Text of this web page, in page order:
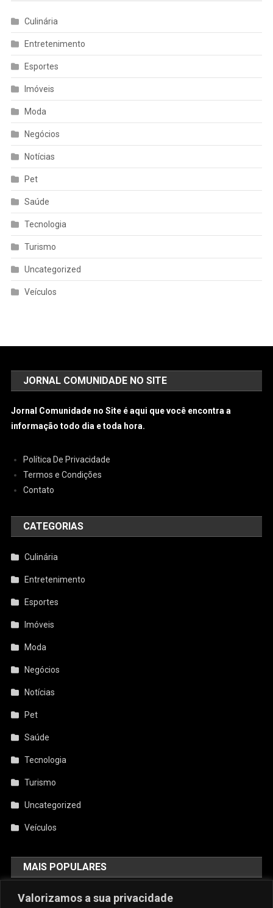
Valorizamos a sua privacidade
Culinária
Entretenimento
Esportes
Imóveis
Moda
Negócios
Notícias
Pet
Saúde
Tecnologia
Turismo
Uncategorized
Veículos
JORNAL COMUNIDADE NO SITE
Jornal Comunidade no Site é aqui que você encontra a
informação todo dia e toda hora.
Política De Privacidade
Termos e Condições
Contato
CATEGORIAS
Culinária
Entretenimento
Esportes
Imóveis
Moda
Negócios
Notícias
Pet
Saúde
Tecnologia
Turismo
Uncategorized
Veículos
MAIS POPULARES
AquiCupom: O Melhor Site De